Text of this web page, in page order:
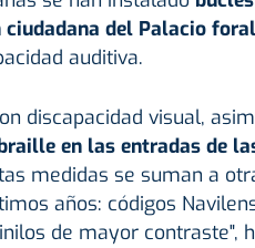
ciudadana del Palacio
auditiva.
discapacidad visual,
en las entradas de
medidas se suman a
años: códigos
de mayor contraste",